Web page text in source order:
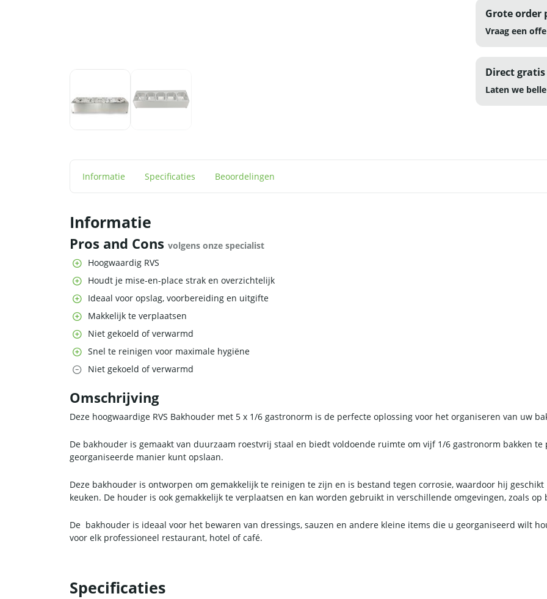
Grote order
Vraag een
Direct
Laten we
Informatie Specificaties Beoordelingen
Informatie
Pros and Cons volgens onze specialist
Hoogwaardig RVS
Houdt je mise-en-place strak en overzichtelijk
Ideaal voor opslag, voorbereiding en uitgifte
Makkelijk te verplaatsen
Niet gekoeld of verwarmd
Snel te reinigen voor maximale hygiëne
Niet gekoeld of verwarmd
Omschrijving
Deze hoogwaardige RVS Bakhouder met 5 x 1/6 gastronorm is de perfecte oplossing voor het organiseren van uw
De bakhouder is gemaakt van duurzaam roestvrij staal en biedt voldoende ruimte om vijf 1/6 gastronorm bakken
georganiseerde manier kunt opslaan.
Deze bakhouder is ontworpen om gemakkelijk te reinigen te zijn en is bestand tegen corrosie, waardoor hij
keuken. De houder is ook gemakkelijk te verplaatsen en kan worden gebruikt in verschillende omgevingen, zoals
De bakhouder is ideaal voor het bewaren van dressings, sauzen en andere kleine items die u georganiseerd wilt
voor elk professioneel restaurant, hotel of café.
Specificaties